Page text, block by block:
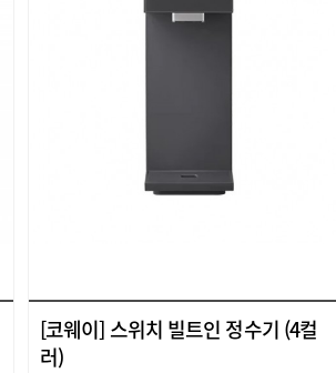
[코웨이] 스위치 빌트인 정수기 (4컬
러)